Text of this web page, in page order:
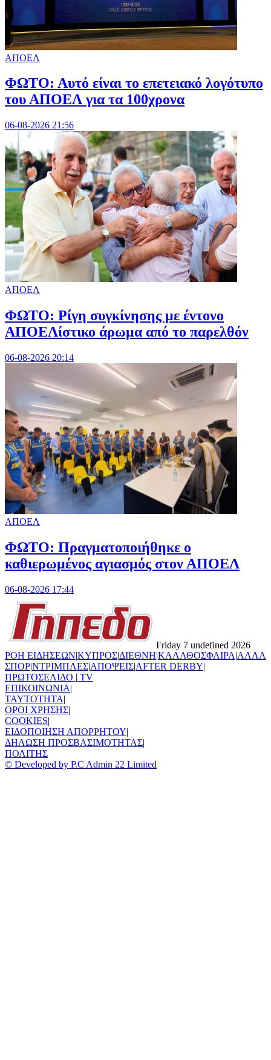
ΑΠΟΕΛ
ΦΩΤΟ: Αυτό είναι το επετειακό λογότυπο
του ΑΠΟΕΛ για τα 100χρονα
06-08-2026 21:56
ΑΠΟΕΛ
ΦΩΤΟ: Ρίγη συγκίνησης με έντονο
ΑΠΟΕΛίστικο άρωμα από το παρελθόν
06-08-2026 20:14
ΑΠΟΕΛ
ΦΩΤΟ: Πραγματοποιήθηκε ο
καθιερωμένος αγιασμός στον ΑΠΟΕΛ
06-08-2026 17:44
Friday 7 undefined 2026
ΡΟΗ ΕΙΔΗΣΕΩΝ|ΚΥΠΡΟΣ|ΔΙΕΘΝΗ|ΚΑΛΑΘΟΣΦΑΙΡΑ|ΑΛΛΑ
ΣΠΟΡ|ΝΤΡΙΜΠΛΕΣ|ΑΠΟΨΕΙΣ|AFTER DERBY|
ΠΡΩΤΟΣΕΛΙΔΟ | TV
ΕΠΙΚΟΙΝΩΝΙΑ|
TAYTOTHTA|
ΟΡΟΙ ΧΡΗΣΗΣ|
COOKIES|
ΕΙΔΟΠΟΙΗΣΗ ΑΠΟΡΡΗΤΟΥ|
ΔΗΛΩΣΗ ΠΡΟΣΒΑΣΙΜΟΤΗΤΑΣ|
ΠΟΛΙΤΗΣ
© Developed by P.C Admin 22 Limited